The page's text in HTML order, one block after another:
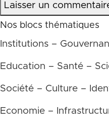
Laisser un
Nos blocs thématiques
Institutions –
Education – Santé –
Société – Culture –
Economie –